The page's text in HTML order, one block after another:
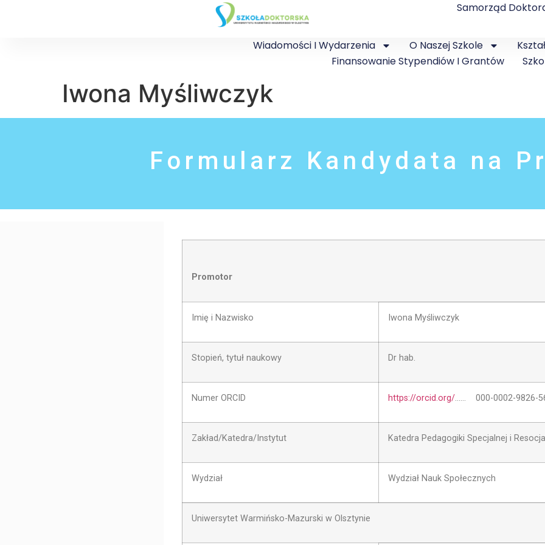
Samorząd
Wiadomości I Wydarzenia O Naszej Szkole
Finansowanie Stypendiów I Grantów
Iwona Myśliwczyk
Formularz Kandydata na
Promotor
Imię i Nazwisko Iwona Myśliwczyk
Stopień, tytuł naukowy Dr hab.
Numer ORCID https://orcid.org/…… 000-0002-9826-
Zakład/Katedra/Instytut Katedra Pedagogiki Specjalnej i
Wydział Wydział Nauk Społecznych
Uniwersytet Warmińsko-Mazurski w Olsztynie